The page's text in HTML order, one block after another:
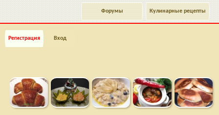
Кулинарные рецепты
Форумы
Регистрация Вход